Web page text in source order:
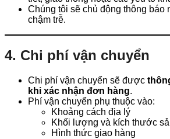
Chúng tôi sẽ chủ động thông báo
chậm trễ.
4. Chi phí vận chuyển
Chi phí vận chuyển sẽ được
khi xác nhận đơn hàng.
Phí vận chuyển phụ thuộc vào:
Khoảng cách địa lý
Khối lượng và kích thước
Hình thức giao hàng